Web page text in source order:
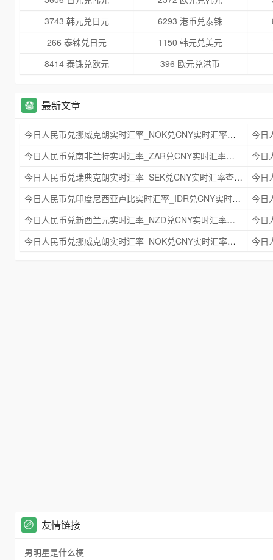
3743 韩元兑日元
6293 港币兑泰铢
266 泰铢兑日元
1150 韩元兑美元
8414 泰铢兑欧元
396 欧元兑港币
最新文章
今日人民币兑挪威克朗实时汇率_NOK兑CNY实时汇率查询 2025年09月21日
今日人民币兑南非兰特实时汇率_ZAR兑CNY实时汇率查询 2025年09月21日
今日人民币兑瑞典克朗实时汇率_SEK兑CNY实时汇率查询 2025年09月21日
今日人民币兑印度尼西亚卢比实时汇率_IDR兑CNY实时汇率查询 2025年09月21日
今日人民币兑新西兰元实时汇率_NZD兑CNY实时汇率查询 2025年09月21日
今日人民币兑挪威克朗实时汇率_NOK兑CNY实时汇率查询 2025年09月21日
友情链接
男明星是什么梗